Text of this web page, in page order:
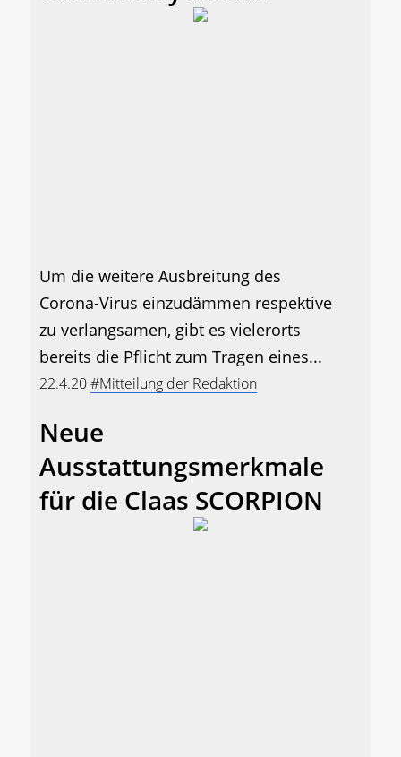
Um die weitere Ausbreitung des
Corona-Virus einzudämmen respektive
zu verlangsamen, gibt es vielerorts
bereits die Pflicht zum Tragen eines...
22.4.20#Mitteilung der Redaktion
Neue
Ausstattungsmerkmale
für die Claas SCORPION